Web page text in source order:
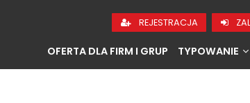
REJESTRACJA
OFERTA DLA FIRM I GRUP TYPOWANIE